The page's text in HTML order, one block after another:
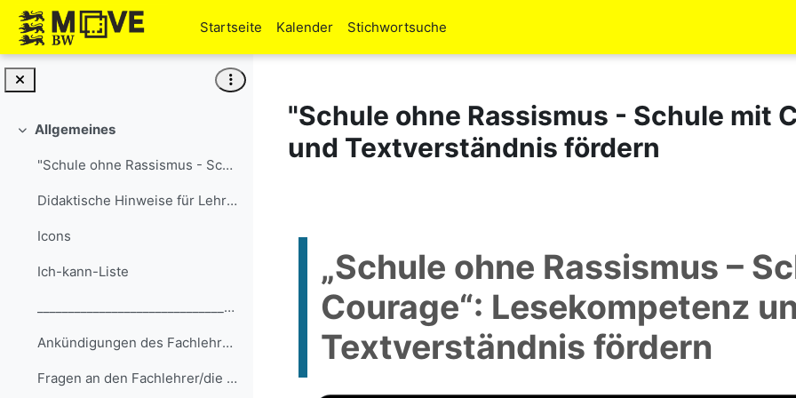
Zum Hauptinhalt
Startseite
Kalender Stichwortsuche
Einklappen
Allgemeines
"Schule ohne Rassismus - Schule mit Courage": Lese...
Didaktische Hinweise für Lehrkräfte
Icons
Ich-kann-Liste
__________________________________________________...
Ankündigungen des Fachlehrers/der Fachlehrerin
Fragen an den Fachlehrer/die Fachlehrerin
"Schule ohne Rassismus - Schule mit
und Textverständnis fördern
„Schule ohne Rassismus –
Courage“: Lesekompetenz
Textverständnis fördern